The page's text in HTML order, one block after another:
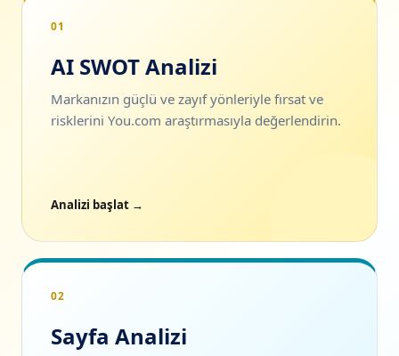
01
AI SWOT Analizi
Markanızın güçlü ve zayıf yönleriyle fırsat ve
risklerini You.com araştırmasıyla değerlendirin.
Analizi başlat →
02
Sayfa Analizi